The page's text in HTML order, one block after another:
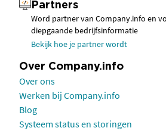
Partners
Word partner van Company.info en
diepgaande bedrijfsinformatie
Bekijk hoe je partner wordt
Over Company.info
Over ons
Werken bij Company.info
Blog
Systeem status en storingen